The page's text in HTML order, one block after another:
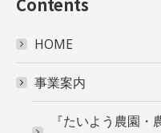
HOME
事業案内
『たいよう農園